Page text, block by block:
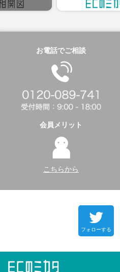
お電話でご相談
会員メリット
こちらから
フォローする